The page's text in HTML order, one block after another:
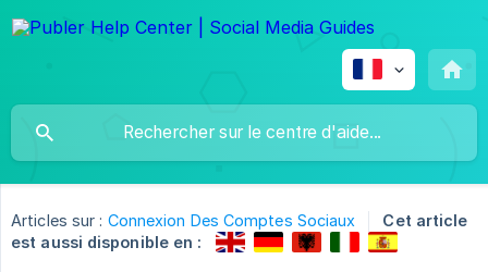
Articles sur : Connexion Des Comptes Sociaux
Cet article
est aussi disponible en :